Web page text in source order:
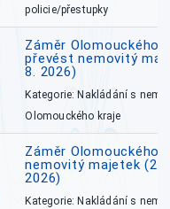
policie/přestupky
Záměr Olomouckého
převést nemovitý
8. 2026)
Kategorie: Nakládání s
Olomouckého kraje
Záměr Olomouckého
nemovitý majetek
2026)
Kategorie: Nakládání s